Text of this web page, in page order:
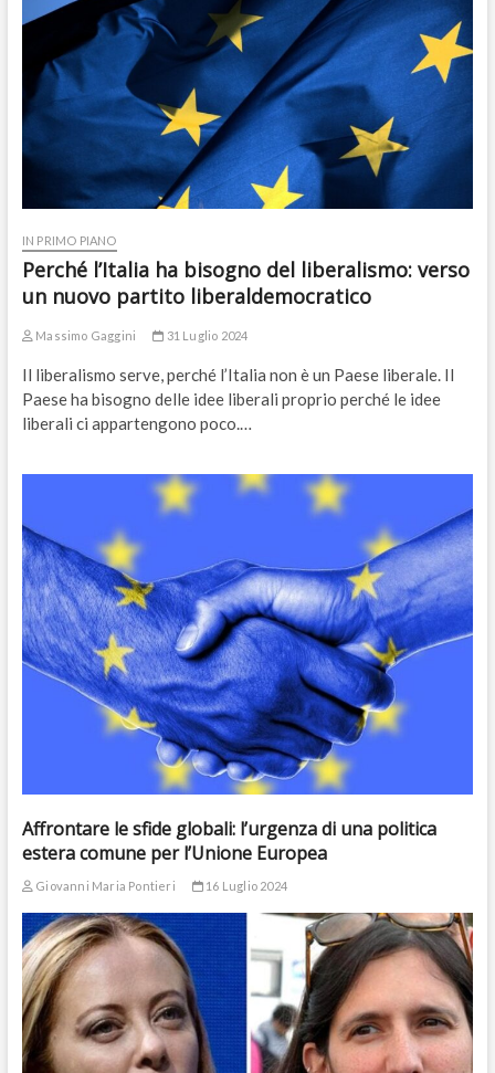
IN PRIMO PIANO
Perché l’Italia ha bisogno del liberalismo: verso
un nuovo partito liberaldemocratico
Massimo Gaggini 31 Luglio 2024
Il liberalismo serve, perché l’Italia non è un Paese liberale. Il
Paese ha bisogno delle idee liberali proprio perché le idee
liberali ci appartengono poco.…
Affrontare le sfide globali: l’urgenza di una politica
estera comune per l’Unione Europea
Giovanni Maria Pontieri 16 Luglio 2024